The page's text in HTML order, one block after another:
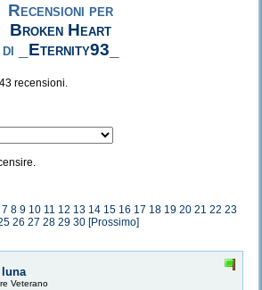
Recensioni per
Broken Heart
di
_Eternity93_
recensioni.
7 8 9 10 11 12 13 14 15 16 17 18 19 20 21 22 23
26 27 28 29 30 [Prossimo]
luna
Veterano